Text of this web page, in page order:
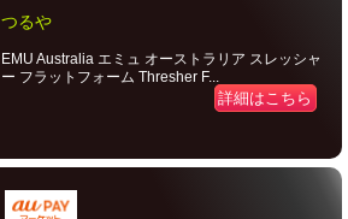
つるや
EMU Australia エミュ オーストラリア スレッシャ
ー フラットフォーム Thresher F...
詳細はこちら